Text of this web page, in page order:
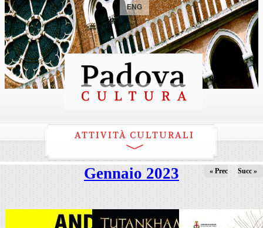
ENG
ATTIVITÀ CULTURALI
Gennaio 2023 « Prec Succ »